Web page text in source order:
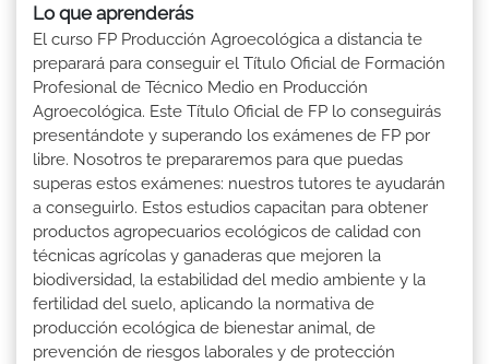
Lo que aprenderás
El curso FP Producción Agroecológica a distancia te
preparará para conseguir el Título Oficial de Formación
Profesional de Técnico Medio en Producción
Agroecológica. Este Título Oficial de FP lo conseguirás
presentándote y superando los exámenes de FP por
libre. Nosotros te prepararemos para que puedas
superas estos exámenes: nuestros tutores te ayudarán
a conseguirlo. Estos estudios capacitan para obtener
productos agropecuarios ecológicos de calidad con
técnicas agrícolas y ganaderas que mejoren la
biodiversidad, la estabilidad del medio ambiente y la
fertilidad del suelo, aplicando la normativa de
producción ecológica de bienestar animal, de
prevención de riesgos laborales y de protección